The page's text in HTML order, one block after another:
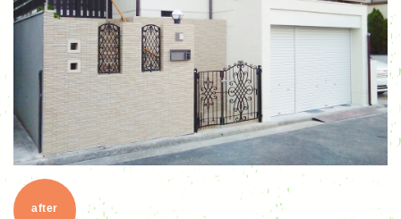
after